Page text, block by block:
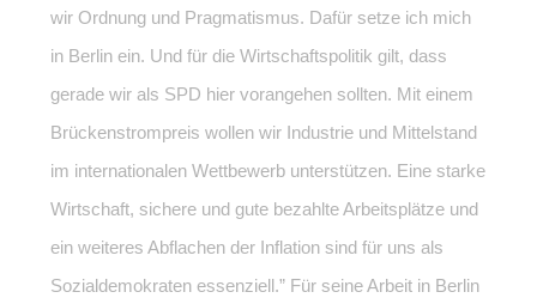
wir Ordnung und Pragmatismus. Dafür setze ich mich
in Berlin ein. Und für die Wirtschaftspolitik gilt, dass
gerade wir als SPD hier vorangehen sollten. Mit einem
Brückenstrompreis wollen wir Industrie und Mittelstand
im internationalen Wettbewerb unterstützen. Eine starke
Wirtschaft, sichere und gute bezahlte Arbeitsplätze und
ein weiteres Abflachen der Inflation sind für uns als
Sozialdemokraten essenziell.” Für seine Arbeit in Berlin